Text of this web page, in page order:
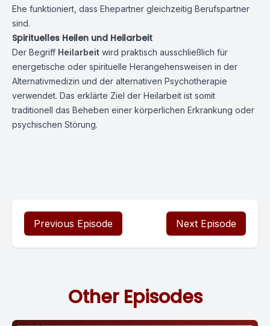
Ehe funktioniert, dass Ehepartner gleichzeitig Berufspartner
sind.
Spirituelles Heilen und Heilarbeit
Der Begriff Heilarbeit wird praktisch ausschließlich für
energetische oder spirituelle Herangehensweisen in der
Alternativmedizin und der alternativen Psychotherapie
verwendet. Das erklärte Ziel der Heilarbeit ist somit
traditionell das Beheben einer körperlichen Erkrankung oder
psychischen Störung.
Previous Episode Next Episode
Other Episodes